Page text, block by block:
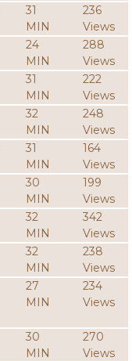
31
MIN
236
Views
24
MIN
288
Views
31
MIN
222
Views
32
MIN
248
Views
31
MIN
164
Views
30
MIN
199
Views
32
MIN
342
Views
32
MIN
238
Views
27
MIN
234
Views
30
MIN
270
Views